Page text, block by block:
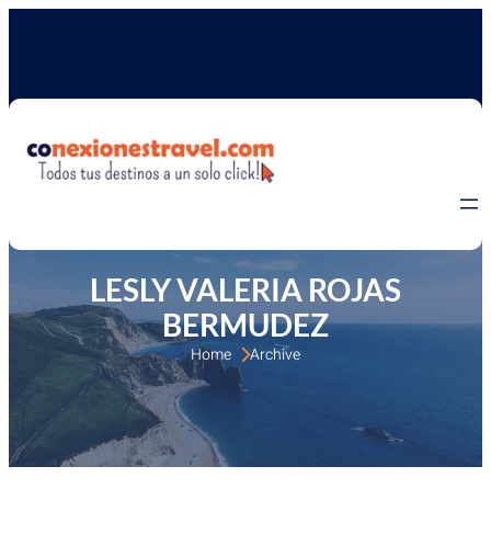
LESLY VALERIA ROJAS
BERMUDEZ
Home Archive